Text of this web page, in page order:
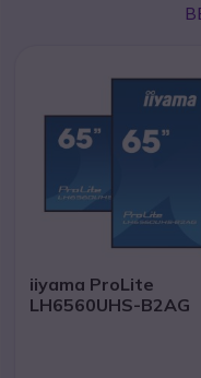
iiyama ProLite
LH6560UHS-B2AG